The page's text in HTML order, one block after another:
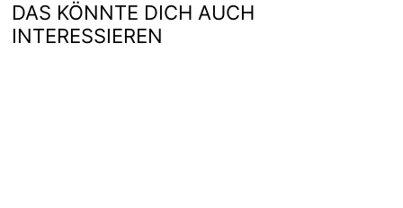
DAS KÖNNTE DICH AUCH
INTERESSIEREN